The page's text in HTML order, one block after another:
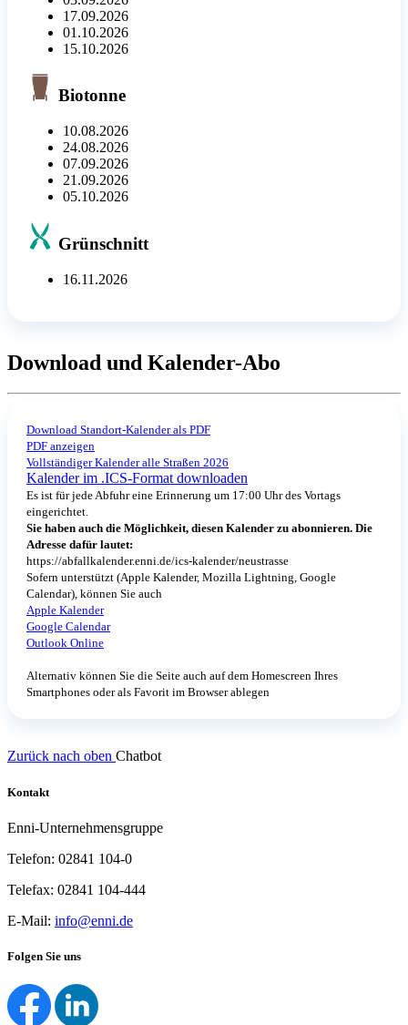
17.09.2026
01.10.2026
15.10.2026
Biotonne
10.08.2026
24.08.2026
07.09.2026
21.09.2026
05.10.2026
Grünschnitt
16.11.2026
Download und Kalender-Abo
Download Standort-Kalender als PDF
PDF anzeigen
Vollständiger Kalender alle Straßen 2026
Kalender im .ICS-Format downloaden
Es ist für jede Abfuhr eine Erinnerung um 17:00 Uhr des Vortags
eingerichtet.
Sie haben auch die Möglichkeit, diesen Kalender zu abonnieren. Die
Adresse dafür lautet:
https://abfallkalender.enni.de/ics-kalender/neustrasse
Sofern unterstützt (Apple Kalender, Mozilla Lightning, Google
Calendar), können Sie auch
Apple Kalender
Google Calendar
Outlook Online
Alternativ können Sie die Seite auch auf dem Homescreen Ihres
Smartphones oder als Favorit im Browser ablegen
Zurück nach oben Chatbot
Kontakt
Enni-Unternehmensgruppe
Telefon: 02841 104-0
Telefax: 02841 104-444
E-Mail: info@enni.de
Folgen Sie uns